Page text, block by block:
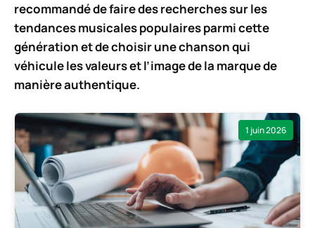
recommandé de faire des recherches sur les
tendances musicales populaires parmi cette
génération et de choisir une chanson qui
véhicule les valeurs et l’image de la marque de
manière authentique.
1 juin 2026